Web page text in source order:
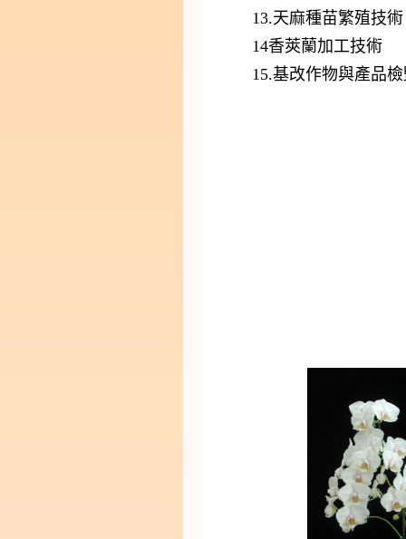
13.天麻種苗繁殖技術
14香莢蘭加工技術
15.基改作物與產品檢